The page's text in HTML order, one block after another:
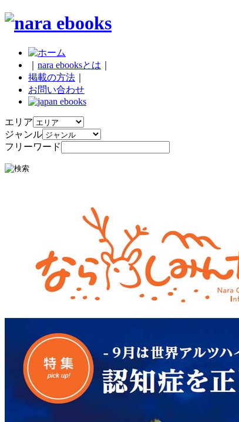
nara ebooksとは
掲載の方法
お問い合わせ
エリア
ジャンル
フリーワード